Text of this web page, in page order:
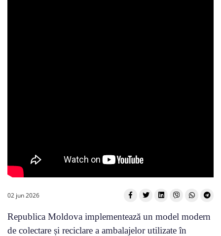
02 jun 2026
Republica Moldova implementează un model modern
de colectare și reciclare a ambalajelor utilizate în